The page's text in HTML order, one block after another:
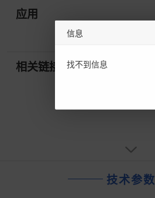
应用
相关链接
技术参数
信息
找不到信息